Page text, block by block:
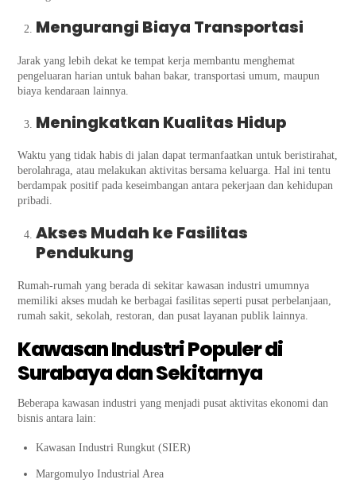
Mengurangi Biaya Transportasi
Jarak yang lebih dekat ke tempat kerja membantu menghemat
pengeluaran harian untuk bahan bakar, transportasi umum, maupun
biaya kendaraan lainnya.
Meningkatkan Kualitas Hidup
Waktu yang tidak habis di jalan dapat termanfaatkan untuk beristirahat,
berolahraga, atau melakukan aktivitas bersama keluarga. Hal ini tentu
berdampak positif pada keseimbangan antara pekerjaan dan kehidupan
pribadi.
Akses Mudah ke Fasilitas
Pendukung
Rumah-rumah yang berada di sekitar kawasan industri umumnya
memiliki akses mudah ke berbagai fasilitas seperti pusat perbelanjaan,
rumah sakit, sekolah, restoran, dan pusat layanan publik lainnya.
Kawasan Industri Populer di
Surabaya dan Sekitarnya
Beberapa kawasan industri yang menjadi pusat aktivitas ekonomi dan
bisnis antara lain:
Kawasan Industri Rungkut (SIER)
Margomulyo Industrial Area